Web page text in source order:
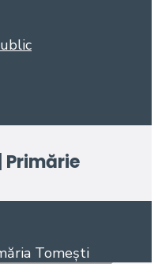
Primărie
Tomești